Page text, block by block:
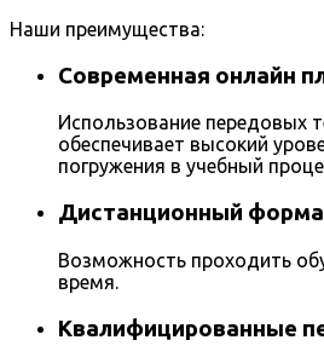
Наши преимущества:
Современная онлайн
Использование передовых
обеспечивает высокий
погружения в учебный
Дистанционный
Возможность проходить
время.
Квалифицированные